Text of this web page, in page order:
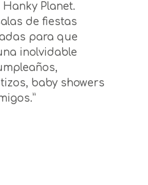
Planet.
de fiestas
para que
inolvidable
baby showers